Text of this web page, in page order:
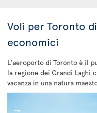
Voli per Toronto
economici
L'aeroporto di Toronto è il
la regione dei Grandi Laghi
vacanza in una natura